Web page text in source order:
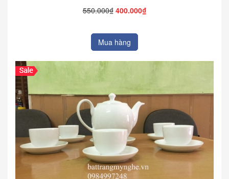
550.000₫ 400.000₫
Mua hàng